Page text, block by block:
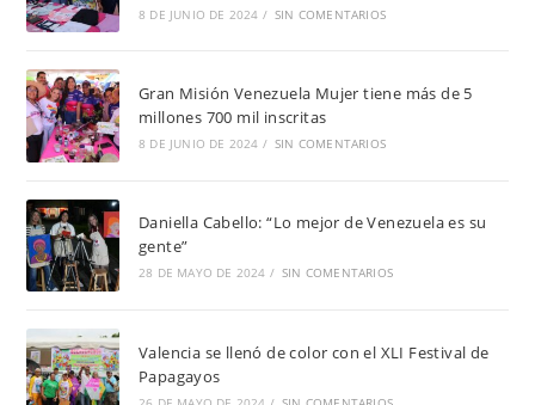
8 DE JUNIO DE 2024 / SIN COMENTARIOS
Gran Misión Venezuela Mujer tiene más de 5
millones 700 mil inscritas
8 DE JUNIO DE 2024 / SIN COMENTARIOS
Daniella Cabello: “Lo mejor de Venezuela es su
gente”
28 DE MAYO DE 2024 / SIN COMENTARIOS
Valencia se llenó de color con el XLI Festival de
Papagayos